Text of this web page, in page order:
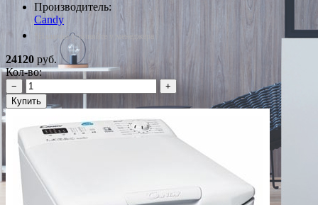
Производитель:
Candy
*Наличие уточняйте у менеджера
24120 руб.
Кол-во:
−
+
Купить